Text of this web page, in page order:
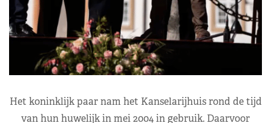
Het koninklijk paar nam het Kanselarijhuis rond de tijd
van hun huwelijk in mei 2004 in gebruik. Daarvoor